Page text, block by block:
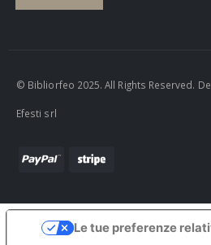
© Bibliorfeo 2025. All Rights Reserved.
Efesti srl
Le tue preferenze